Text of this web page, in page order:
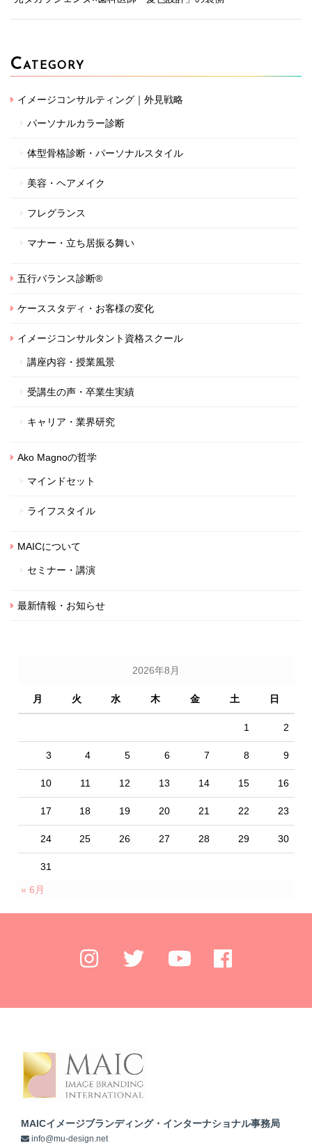
CATEGORY
イメージコンサルティング｜外見戦略
パーソナルカラー診断
体型骨格診断・パーソナルスタイル
美容・ヘアメイク
フレグランス
マナー・立ち居振る舞い
五行バランス診断®
ケーススタディ・お客様の変化
イメージコンサルタント資格スクール
講座内容・授業風景
受講生の声・卒業生実績
キャリア・業界研究
Ako Magnoの哲学
マインドセット
ライフスタイル
MAICについて
セミナー・講演
最新情報・お知らせ
2026年8月
月 火 水 木 金 土 日
1 2
3 4 5 6 7 8 9
10 11 12 13 14 15 16
17 18 19 20 21 22 23
24 25 26 27 28 29 30
31
« 6月
MAICイメージブランディング・インターナショナル事務局
info@mu-design.net